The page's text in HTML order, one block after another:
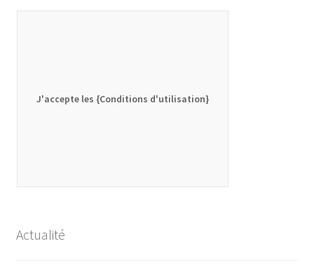
J'accepte les {Conditions d'utilisation}
Actualité